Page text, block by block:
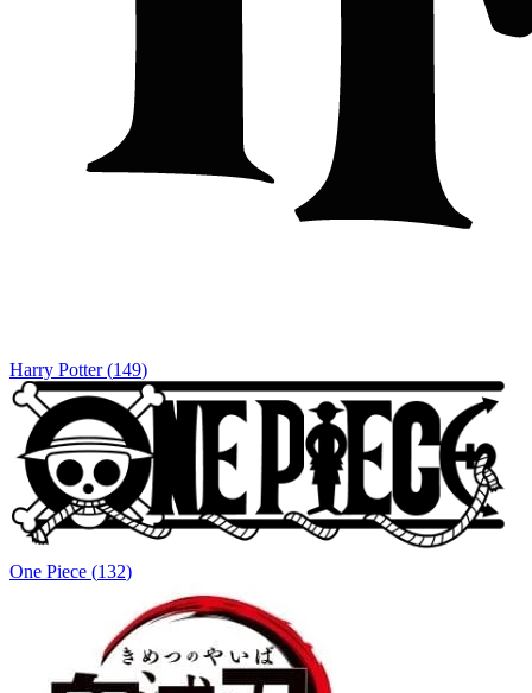
Harry Potter (149)
One Piece (132)